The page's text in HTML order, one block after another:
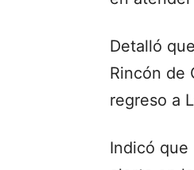
Detalló
Rincón de
regreso a
Indicó que